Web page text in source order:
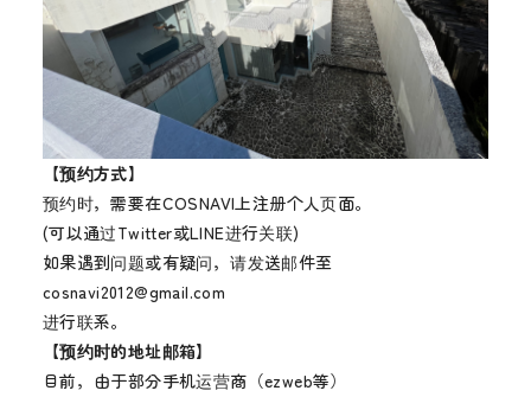
【预约方式】
预约时，需要在COSNAVI上注册个人页面。
(可以通过Twitter或LINE进行关联)
如果遇到问题或有疑问，请发送邮件至
cosnavi2012@gmail.com
进行联系。
【预约时的地址邮箱】
目前，由于部分手机运营商（ezweb等）